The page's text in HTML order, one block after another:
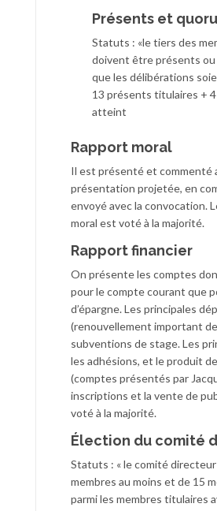
Présents et
Statuts : «le tiers des
doivent être présents
que les délibérations
13 présents titulaires +
atteint
Rapport moral
Il est présenté et commenté
présentation projetée, en
envoyé avec la convocation.
moral est voté à la majorité.
Rapport financier
On présente les comptes
pour le compte courant que
d’épargne. Les principales
(renouvellement important
subventions de stage. Les
les adhésions, et le produit
(comptes présentés par
inscriptions et la vente de
voté à la majorité.
Élection du comité
Statuts : « le comité
membres au moins et de 15
parmi les membres titulaires